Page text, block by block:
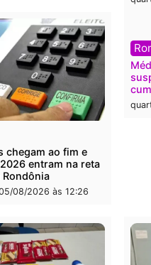
lavagem
05/08/2026 às 12:46
prisão em 2026
05/08/2026 às 12:31